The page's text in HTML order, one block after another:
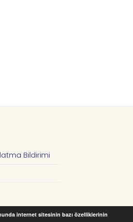
Bildirimi
internet sitesinin bazı özelliklerinin